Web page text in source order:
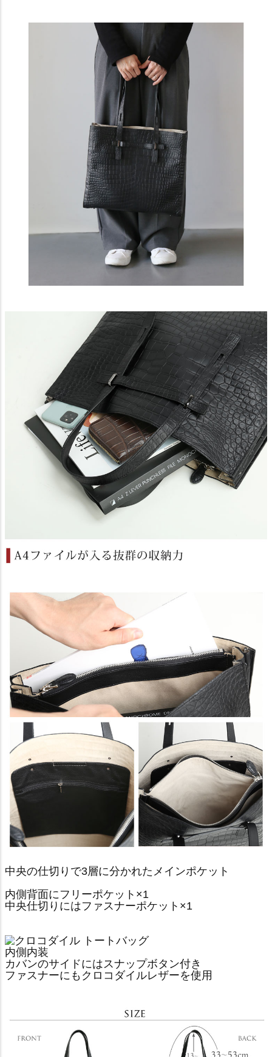
中央の仕切りで3層に分かれたメインポケット
内側背面にフリーポケット×1
中央仕切りにはファスナーポケット×1
内側内装
カバンのサイドにはスナップボタン付き
ファスナーにもクロコダイルレザーを使用